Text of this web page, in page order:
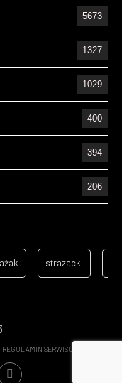
5673
1327
1029
400
394
206
157
strazacki
REGULAMIN SERWISU